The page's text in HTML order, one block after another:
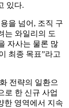
있다.
을 넘어, 조직 구
는 와일리의 도
자사는 물론 많
최종 목표”라고
전략의 일환으
로 한 신규 사업
한 영역에서 지속